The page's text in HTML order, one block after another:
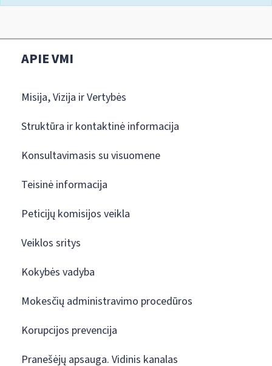
APIE VMI
Misija, Vizija ir Vertybės
Struktūra ir kontaktinė informacija
Konsultavimasis su visuomene
Teisinė informacija
Peticijų komisijos veikla
Veiklos sritys
Kokybės vadyba
Mokesčių administravimo procedūros
Korupcijos prevencija
Pranešėjų apsauga. Vidinis kanalas